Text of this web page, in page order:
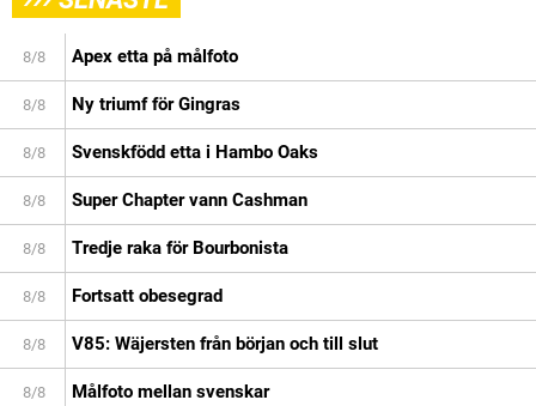
8/8 Apex etta på målfoto
8/8 Ny triumf för Gingras
8/8 Svenskfödd etta i Hambo Oaks
8/8 Super Chapter vann Cashman
8/8 Tredje raka för Bourbonista
8/8 Fortsatt obesegrad
8/8 V85: Wäjersten från början och till slut
8/8 Målfoto mellan svenskar